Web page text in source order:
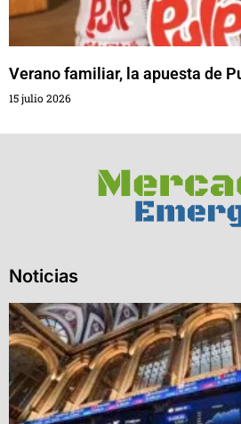
Verano familiar, la apuesta de
15 julio 2026
Noticias